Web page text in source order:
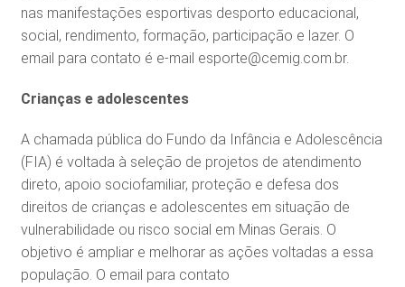
nas manifestações esportivas desporto educacional,
social, rendimento, formação, participação e lazer. O
email para contato é e-mail esporte@cemig.com.br.
Crianças e adolescentes
A chamada pública do Fundo da Infância e Adolescência
(FIA) é voltada à seleção de projetos de atendimento
direto, apoio sociofamiliar, proteção e defesa dos
direitos de crianças e adolescentes em situação de
vulnerabilidade ou risco social em Minas Gerais. O
objetivo é ampliar e melhorar as ações voltadas a essa
população. O email para contato